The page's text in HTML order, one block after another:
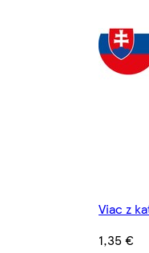
Viac z
1,35 €